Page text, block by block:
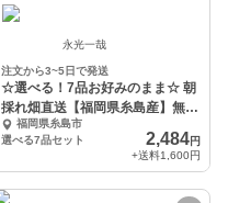
永光一哉
注文から3~5日で発送
☆選べる！7品お好みのまま☆ 朝
採れ畑直送【福岡県糸島産】無農
薬・無化学肥料栽培
福岡県糸島市
選べる7品セット
2,484円
+送料1,600円